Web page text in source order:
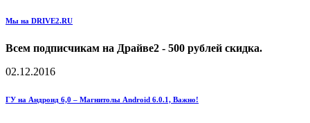
Мы на DRIVE2.RU
Всем подписчикам на Драйве2 - 500 рублей скидка.
02.12.2016
ГУ на Андроид 6,0 – Магнитолы Android 6.0.1, Важно!